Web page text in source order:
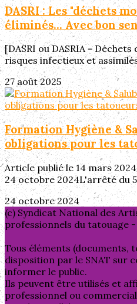
DASRI : Les "déchets
éliminés... Avec bon
[DASRI ou DASRIA =
risques infectieux et
27 août 2025
Formation Hygiène &
obligations pour les
Article publié le 14 mars
24 octobre 2024L'arrêté du
24 octobre 2024
(c) Syndicat National des
professionnels du tatouage -
Tous éléments (documents,
disposition par le SNAT sur
informer le public.
Ils peuvent être utilisés et
professionnel ou